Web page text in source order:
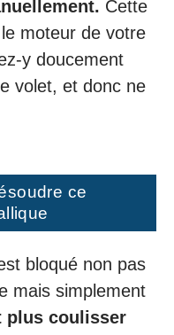
Cette
moteur de votre
y doucement
volet, et donc ne
ce
bloqué non pas
mais simplement
plus coulisser